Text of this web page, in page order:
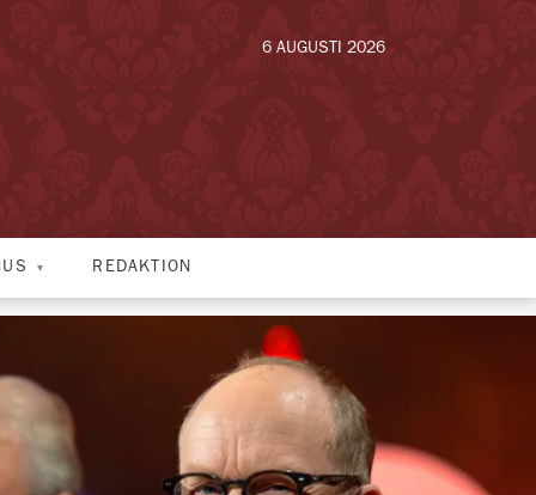
6 AUGUSTI 2026
REDAKTION